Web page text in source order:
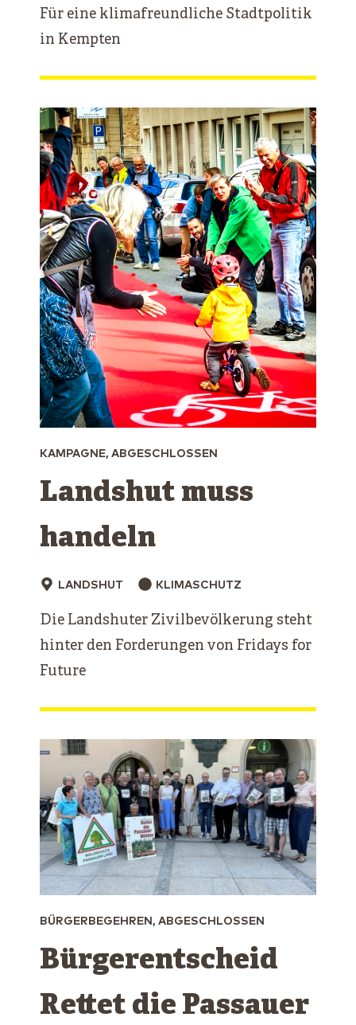
Für eine klimafreundliche Stadtpolitik
in Kempten
KAMPAGNE, ABGESCHLOSSEN
Landshut muss
handeln
LANDSHUT KLIMASCHUTZ
Die Landshuter Zivilbevölkerung steht
hinter den Forderungen von Fridays for
Future
BÜRGERBEGEHREN, ABGESCHLOSSEN
Bürgerentscheid
Rettet die Passauer